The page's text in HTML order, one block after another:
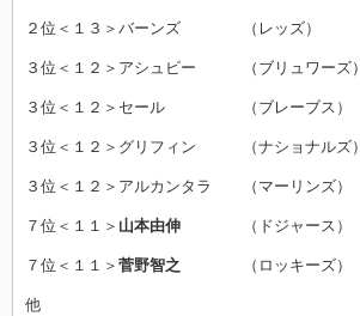
２位＜１３＞バーンズ （レッズ）
３位＜１２＞アシュビー （ブリュワーズ）
３位＜１２＞セール （ブレーブス）
３位＜１２＞グリフィン （ナショナルズ）
３位＜１２＞アルカンタラ （マーリンズ）
７位＜１１＞ 山本由伸 （ドジャース）
７位＜１１＞ 菅野智之 （ロッキーズ）
他